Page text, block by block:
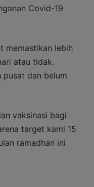
Covid-19
memastikan lebih
atau tidak.
pusat dan belum
vaksinasi bagi
target kami 15
ramadhan ini